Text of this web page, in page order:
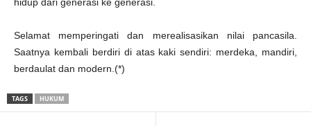
hidup dari generasi ke generasi.
Selamat memperingati dan merealisasikan nilai pancasila.
Saatnya kembali berdiri di atas kaki sendiri: merdeka, mandiri,
berdaulat dan modern.(*)
TAGS HUKUM